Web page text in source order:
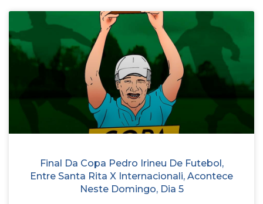
Final Da Copa Pedro Irineu De Futebol,
Entre Santa Rita X Internacionali, Acontece
Neste Domingo, Dia 5